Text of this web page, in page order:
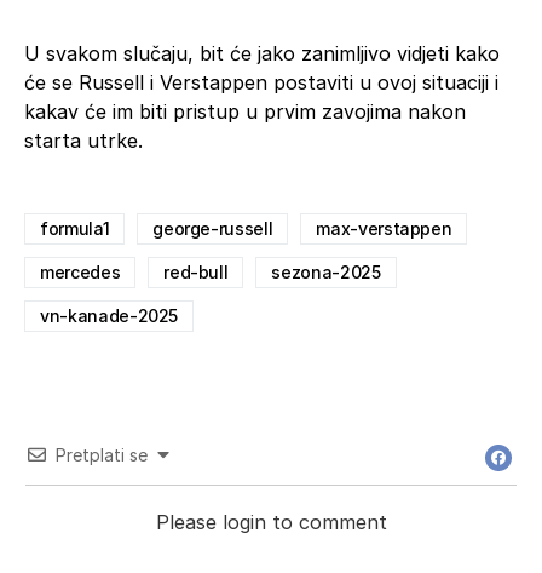
U svakom slučaju, bit će jako zanimljivo vidjeti kako
će se Russell i Verstappen postaviti u ovoj situaciji i
kakav će im biti pristup u prvim zavojima nakon
starta utrke.
formula1 george-russell max-verstappen
mercedes red-bull sezona-2025
vn-kanade-2025
Pretplati se
Please login to comment